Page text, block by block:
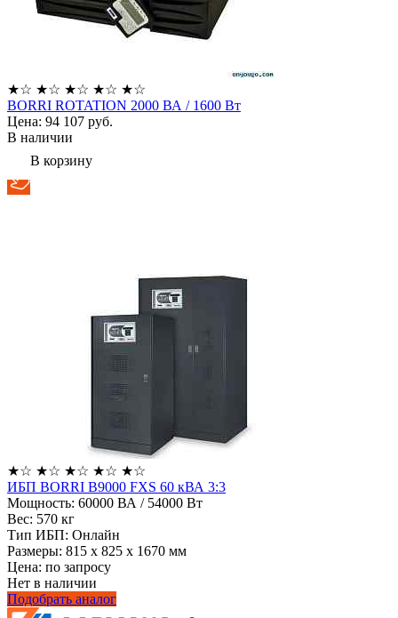
★☆ ★☆ ★☆ ★☆ ★☆
BORRI ROTATION 2000 ВА / 1600 Вт
Цена: 94 107 руб.
В наличии
В корзину
★☆ ★☆ ★☆ ★☆ ★☆
ИБП BORRI B9000 FXS 60 кВА 3:3
Мощность: 60000 ВА / 54000 Вт
Вес: 570 кг
Тип ИБП: Онлайн
Размеры: 815 x 825 x 1670 мм
Цена: по запросу
Нет в наличии
Подобрать аналог